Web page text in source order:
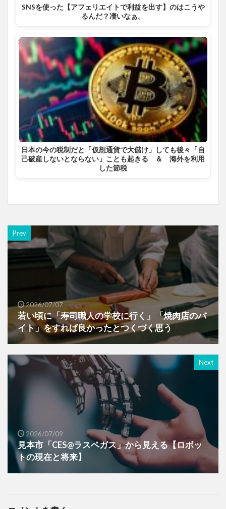
SNSを使った【アフェリエイトで利益を出す】のはこうや
るんだ？凄いなぁ。
日本の今の税制だと「仮想通貨で大儲け」しても後々「自
己破産しないとならない」ことも起きる ＆ 海外を利用
した節税
Prev
2026/07/07
若い頃に「寿司職人の学校に行く」「焼肉店のバ
イト」をすれば良かったとつくづく思う
Next
2026/07/09
見本市「CES@ラスベガス」から見える【ロボッ
トの現在と将来】